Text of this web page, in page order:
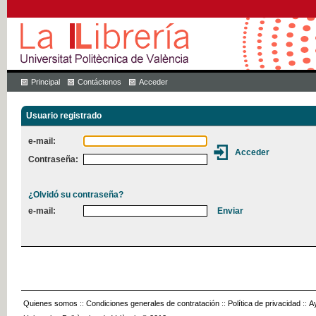
Principal Contáctenos Acceder
Usuario registrado
e-mail:
Contraseña:
¿Olvidó su contraseña?
e-mail:
Quienes somos :: Condiciones generales de contratación :: Política de privacidad ::